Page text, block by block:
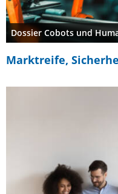
Dossier Cobots und
Marktreife,